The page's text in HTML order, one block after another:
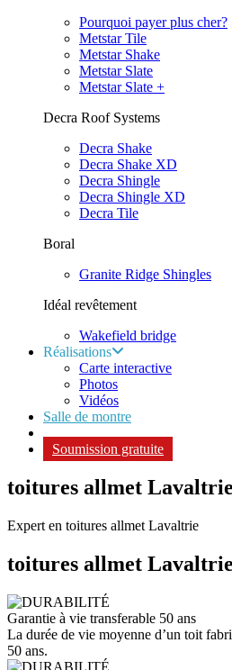
Pourquoi payer plus cher?
Metstar Tile
Metstar Shake
Metstar Slate
Metstar Slate +
Decra Roof Systems
Decra Shake
Decra Shake XD
Decra Shingle
Decra Shingle XD
Decra Tile
Boral
Granite Ridge Shingles
Idéal revêtement
Wakefield bridge
Réalisations
Carte interactive
Photos
Vidéos
Salle de montre
Soumission gratuite
toitures allmet Lavaltrie
Expert en toitures allmet Lavaltrie
toitures allmet Lavaltrie
Garantie à vie transferable 50 ans
La durée de vie moyenne d’un toit
50 ans.